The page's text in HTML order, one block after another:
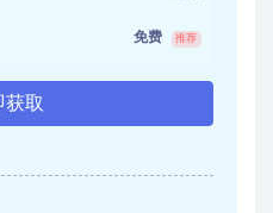
免费 推荐
获取